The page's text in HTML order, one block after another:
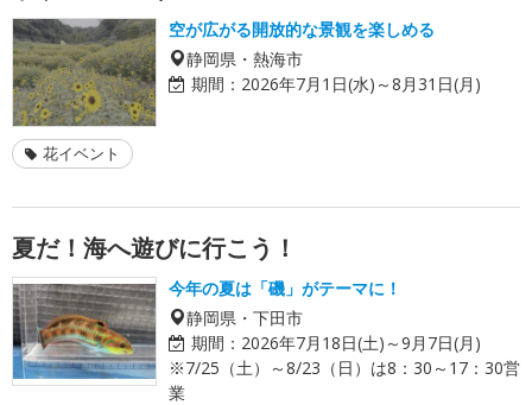
空が広がる開放的な景観を楽しめる
静岡県・熱海市
期間： 2026年7月1日(水)～8月31日(月)
花イベント
夏だ！海へ遊びに行こう！
今年の夏は「磯」がテーマに！
静岡県・下田市
期間： 2026年7月18日(土)～9月7日(月)
※7/25（土）～8/23（日）は8：30～17：30営
業